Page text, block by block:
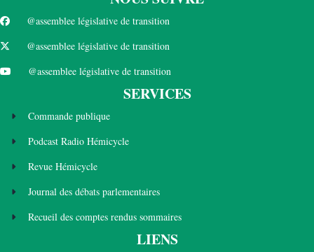
@assemblee législative de transition
@assemblee législative de transition
@assemblee législative de transition
SERVICES
Commande publique
Podcast Radio Hémicycle
Revue Hémicycle
Journal des débats parlementaires
Recueil des comptes rendus sommaires
LIENS